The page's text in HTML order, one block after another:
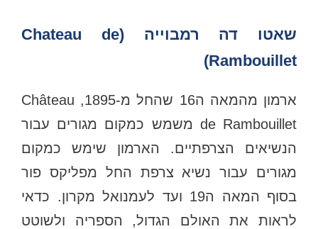
שאטו דה רמבוייה (Chateau de
Rambouillet)
ארמון מהמאה ה16 שהחל מ-1895, Château
de Rambouillet משמש כמקום מגורים עבור
הנשיאים הצרפתיים. הארמון שימש כמקום
מגורים עבור נשיא צרפת החל מפליקס פור
בסוף המאה ה19 ועד לעמנואל מקרון. כדאי
לראות את האולם הגדול, הספריה ולשוטט